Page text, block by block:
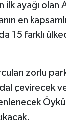
ayağı olan
en
15 farklı
zorlu
çevirecek